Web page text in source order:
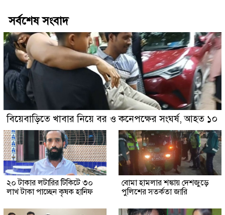
সর্বশেষ সংবাদ
বিয়েবাড়িতে খাবার নিয়ে বর ও কনেপক্ষের সংঘর্ষ, আহত ১০
২০ টাকার লটারির টিকিটে ৩০
লাখ টাকা পাচ্ছেন কৃষক হানিফ
বোমা হামলার শঙ্কায় দেশজুড়ে
পুলিশের সতর্কতা জারি